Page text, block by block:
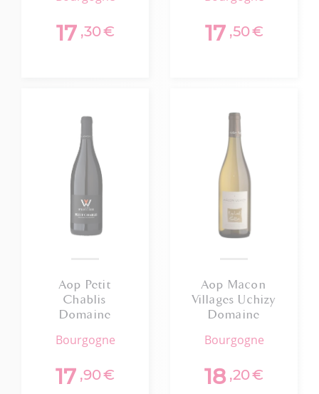
17 ,30€ 17 ,50€
Aop Petit
Chablis
Domaine
2025 75cl
bourgogne
17 ,90€
Aop Macon
Villages Uchizy
Domaine
2023
bourgogne
18 ,20€